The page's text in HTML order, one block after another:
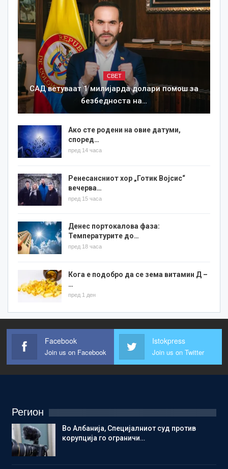
СВЕТ
САД ветуваат 1 милијарда долари помош за
безбедноста на…
Ако сте родени на овие датуми,
според…
пред 14 часа
Ренесансниот хор „Готик Војсис“
вечерва…
пред 15 часа
Денес портокалова фаза:
Температурите до…
пред 18 часа
Кога е подобро да се зема витамин Д –
…
пред 1 ден
Facebook
Join us on Facebook
Istokpress
Join us on Twitter
Регион
Во Албанија, Специјалниот суд против
корупција го ограничи…